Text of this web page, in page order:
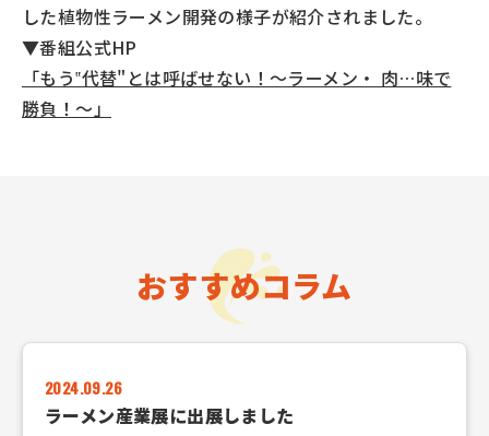
した植物性ラーメン開発の様子が紹介されました。
▼番組公式HP
「もう‟代替"とは呼ばせない！〜ラーメン・ 肉…味で
勝負！〜」
おすすめコラム
2024.09.26
ラーメン産業展に出展しました